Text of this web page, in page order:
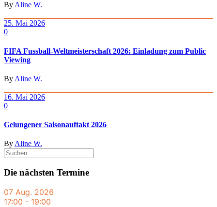
By Aline W.
25. Mai 2026
0
FIFA Fussball-Weltmeisterschaft 2026: Einladung zum Public
Viewing
By Aline W.
16. Mai 2026
0
Gelungener Saisonauftakt 2026
By Aline W.
Die nächsten Termine
07 Aug. 2026
17:00 - 19:00